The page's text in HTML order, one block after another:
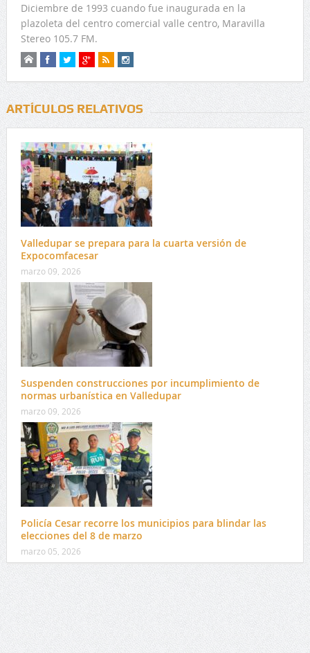
Diciembre de 1993 cuando fue inaugurada en la
plazoleta del centro comercial valle centro, Maravilla
Stereo 105.7 FM.
ARTÍCULOS RELATIVOS
Valledupar se prepara para la cuarta versión de
Expocomfacesar
marzo 09, 2026
Suspenden construcciones por incumplimiento de
normas urbanística en Valledupar
marzo 09, 2026
Policía Cesar recorre los municipios para blindar las
elecciones del 8 de marzo
marzo 05, 2026